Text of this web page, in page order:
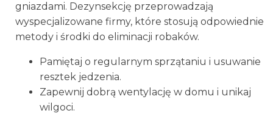
gniazdami. Dezynsekcję przeprowadzają
wyspecjalizowane firmy, które stosują odpowiednie
metody i środki do eliminacji robaków.
Pamiętaj o regularnym sprzątaniu i usuwanie
resztek jedzenia.
Zapewnij dobrą wentylację w domu i unikaj
wilgoci.